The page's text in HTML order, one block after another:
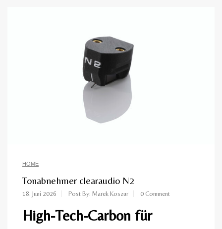
HOME
Tonabnehmer clearaudio N2
18. Juni 2026 Post By: Marek Koszur 0 Comment
High-Tech-Carbon für